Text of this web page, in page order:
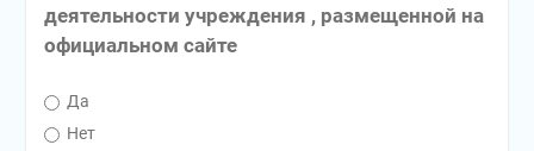
деятельности учреждения , размещенной на
официальном сайте
Да
Нет